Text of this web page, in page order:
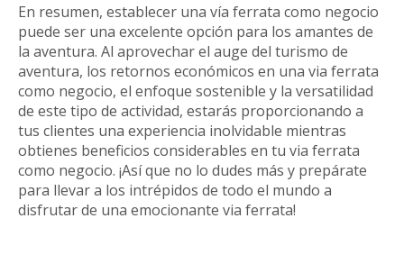
En resumen, establecer una vía ferrata como negocio
puede ser una excelente opción para los amantes de
la aventura. Al aprovechar el auge del turismo de
aventura, los retornos económicos en una via ferrata
como negocio, el enfoque sostenible y la versatilidad
de este tipo de actividad, estarás proporcionando a
tus clientes una experiencia inolvidable mientras
obtienes beneficios considerables en tu via ferrata
como negocio. ¡Así que no lo dudes más y prepárate
para llevar a los intrépidos de todo el mundo a
disfrutar de una emocionante via ferrata!